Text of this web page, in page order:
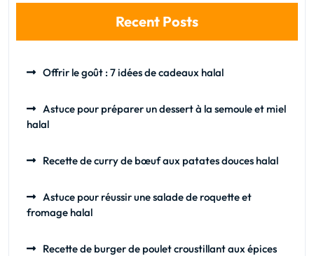
Recent Posts
Offrir le goût : 7 idées de cadeaux halal
Astuce pour préparer un dessert à la semoule et miel
halal
Recette de curry de bœuf aux patates douces halal
Astuce pour réussir une salade de roquette et
fromage halal
Recette de burger de poulet croustillant aux épices